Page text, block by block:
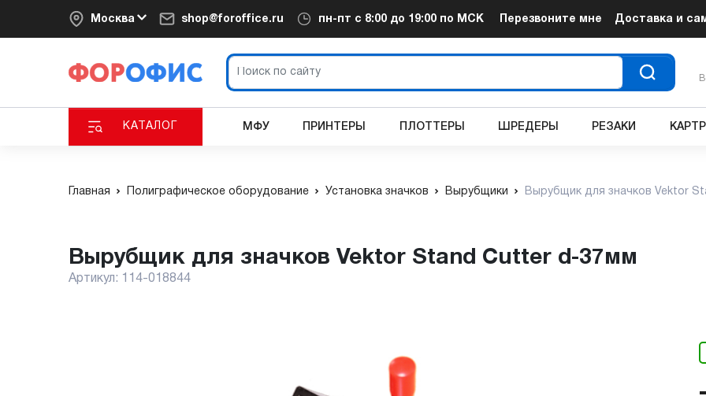
Москва shop@foroffice.ru пн-пт с 8:00 до 19:00 по МСК Перезвоните мне Доставка и
КАТАЛОГ МФУ ПРИНТЕРЫ ПЛОТТЕРЫ ШРЕДЕРЫ РЕЗАКИ
Главная Полиграфическое оборудование Установка значков Вырубщики Вырубщик для значков Vektor
Вырубщик для значков Vektor Stand Cutter d-37мм
Артикул: 114-018844